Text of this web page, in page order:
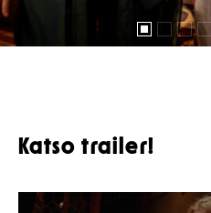
Katso trailer!